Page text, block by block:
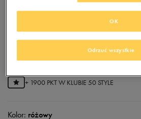
(najniższa cena z 30 dni przed obniżką)
341,99złz Vat
+ 1900 PKT W KLUBIE 50 STYLE
Kolor: różowy
Odrzuć wszystkie
OK